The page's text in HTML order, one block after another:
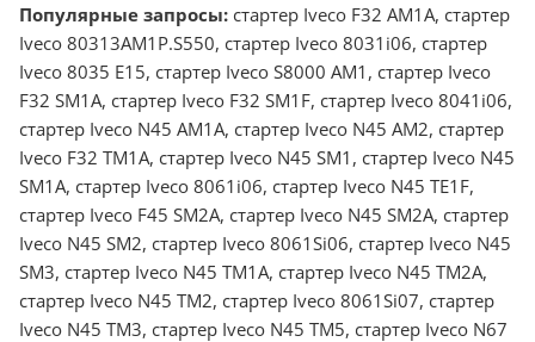
Популярные запросы: стартер Iveco F32 AM1A, стартер
Iveco 80313AM1P.S550, стартер Iveco 8031i06, стартер
Iveco 8035 E15, стартер Iveco S8000 AM1, стартер Iveco
F32 SM1A, стартер Iveco F32 SM1F, стартер Iveco 8041i06,
стартер Iveco N45 AM1A, стартер Iveco N45 AM2, стартер
Iveco F32 TM1A, стартер Iveco N45 SM1, стартер Iveco N45
SM1A, стартер Iveco 8061i06, стартер Iveco N45 TE1F,
стартер Iveco F45 SM2A, стартер Iveco N45 SM2A, стартер
Iveco N45 SM2, стартер Iveco 8061Si06, стартер Iveco N45
SM3, стартер Iveco N45 TM1A, стартер Iveco N45 TM2A,
стартер Iveco N45 TM2, стартер Iveco 8061Si07, стартер
Iveco N45 TM3, стартер Iveco N45 TM5, стартер Iveco N67